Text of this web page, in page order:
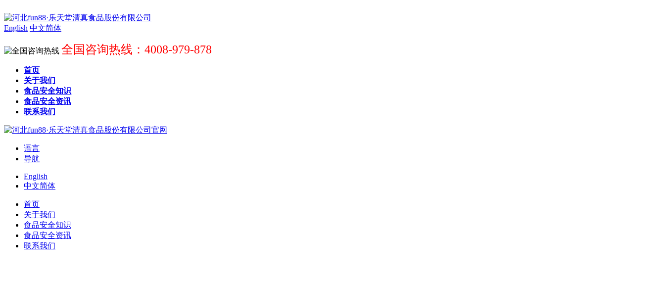
English 中文简体
全国咨询热线：4008-979-878
首页
关于我们
食品安全知识
食品安全资讯
联系我们
语言
导航
English
中文简体
首页
关于我们
食品安全知识
食品安全资讯
联系我们